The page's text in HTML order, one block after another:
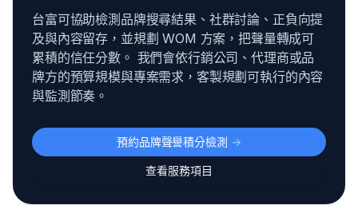
台富可協助檢測品牌搜尋結果、社群討論、正負向提
及與內容留存，並規劃 WOM 方案，把聲量轉成可
累積的信任分數。 我們會依行銷公司、代理商或品
牌方的預算規模與專案需求，客製規劃可執行的內容
與監測節奏。
預約品牌聲譽積分檢測 ->
查看服務項目